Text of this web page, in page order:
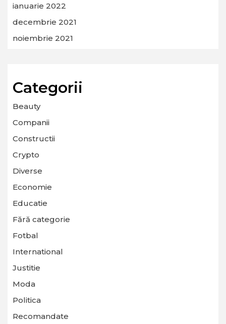
ianuarie 2022
decembrie 2021
noiembrie 2021
Categorii
Beauty
Companii
Constructii
Crypto
Diverse
Economie
Educatie
Fără categorie
Fotbal
International
Justitie
Moda
Politica
Recomandate